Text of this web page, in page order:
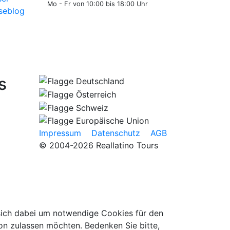
Mo - Fr von 10:00 bis 18:00 Uhr
Impressum Datenschutz
AGB
© 2004-2026 Reallatino Tours
dabei um notwendige Cookies für den
zulassen möchten. Bedenken Sie bitte,